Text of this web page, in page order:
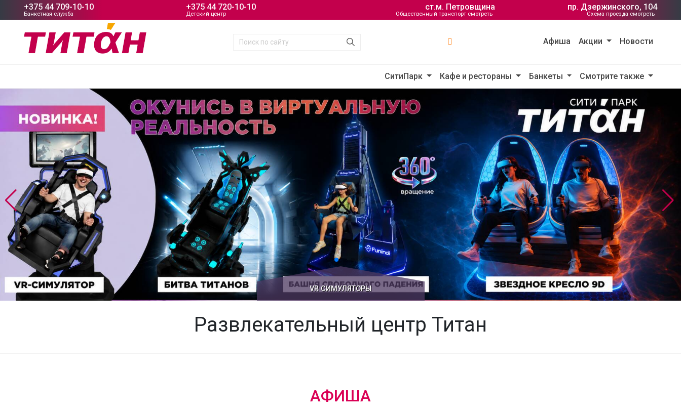
Банкетная служба
+375 44 709-10-10
Детский центр
+375 44 720-10-10
Общественный транспорт смотреть
ст.м. Петровщина
Схема проезда смотреть
пр. Дзержинского, 104
Афиша Акции Новости
СитиПарк Кафе и рестораны Банкеты Смотрите также
ПОДАРОЧНЫЕ СЕРТИФИКАТЫ
СИТИПАРК
VR CИМУЛЯТОРЫ
Развлекательный центр Титан
АФИША